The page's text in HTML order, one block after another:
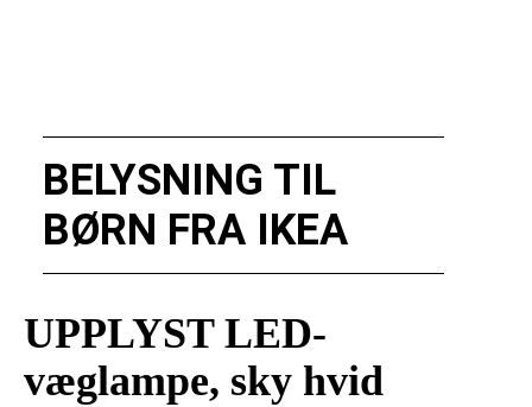
BELYSNING TIL
BØRN FRA IKEA
UPPLYST LED-
væglampe, sky hvid